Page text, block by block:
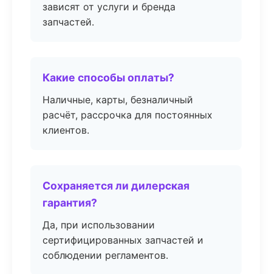
зависят от услуги и бренда
запчастей.
Какие способы оплаты?
Наличные, карты, безналичный
расчёт, рассрочка для постоянных
клиентов.
Сохраняется ли дилерская
гарантия?
Да, при использовании
сертифицированных запчастей и
соблюдении регламентов.